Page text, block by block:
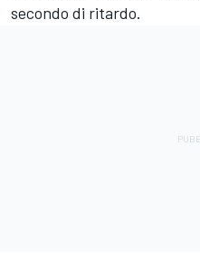
secondo di ritardo.